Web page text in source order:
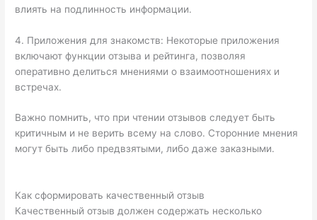
влиять на подлинность информации.
4. Приложения для знакомств: Некоторые приложения
включают функции отзыва и рейтинга, позволяя
оперативно делиться мнениями о взаимоотношениях и
встречах.
Важно помнить, что при чтении отзывов следует быть
критичным и не верить всему на слово. Сторонние мнения
могут быть либо предвзятыми, либо даже заказными.
Как сформировать качественный отзыв
Качественный отзыв должен содержать несколько